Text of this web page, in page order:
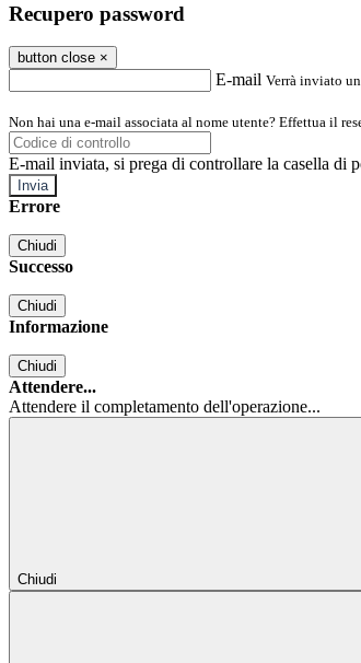
Recupero password
button close ×
E-mail Verrà inviato
Non hai una e-mail associata al nome utente? Effettua il
E-mail inviata, si prega di controllare la casella di
Errore
Chiudi
Successo
Chiudi
Informazione
Chiudi
Attendere...
Attendere il completamento dell'operazione...
Chiudi